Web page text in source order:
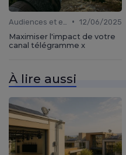
• 12/06/2025
Maximiser l'impact de votre
canal télégramme x
À lire aussi